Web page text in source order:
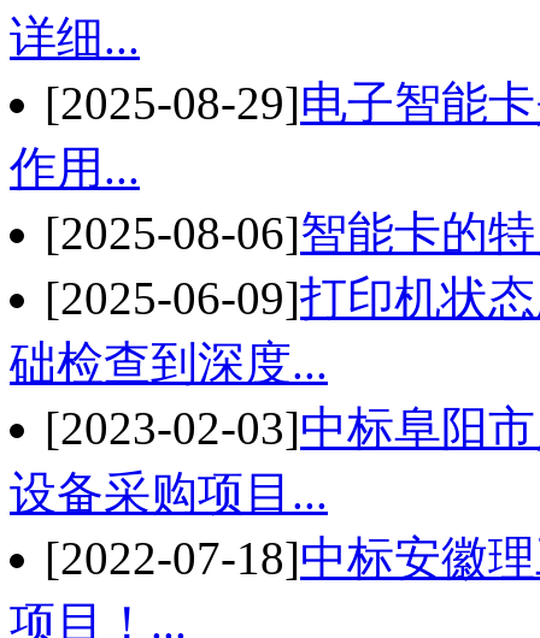
详细...
[2025-08-29]电子智能
作用...
[2025-08-06]智能卡的
[2025-06-09]打印机状
础检查到深度...
[2023-02-03]中标阜阳
设备采购项目...
[2022-07-18]中标安徽
项目！...